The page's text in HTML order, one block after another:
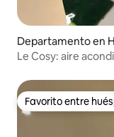
Departamento en
Le Cosy: aire
Favorito entre
Favorito entre